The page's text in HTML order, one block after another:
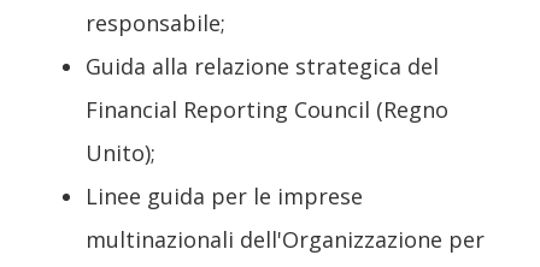
responsabile;
Guida alla relazione strategica del
Financial Reporting Council (Regno
Unito);
Linee guida per le imprese
multinazionali dell'Organizzazione per